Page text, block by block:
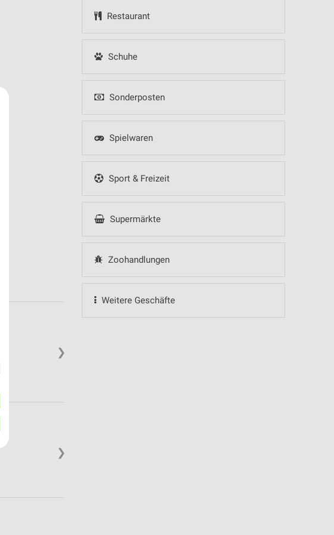
Restaurant
Schuhe
Sonderposten
Spielwaren
Sport & Freizeit
Supermärkte
Zoohandlungen
Weitere Geschäfte
❯
❯